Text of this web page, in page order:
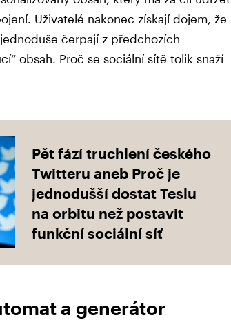
Uživatelé nakonec získají dojem, že
čerpají z předchozích
obsah. Proč se sociální sítě tolik snaží
Pět fází truchlení českého
Twitteru aneb Proč je
jednodušší dostat Teslu
na orbitu než postavit
funkční sociální síť
a generátor